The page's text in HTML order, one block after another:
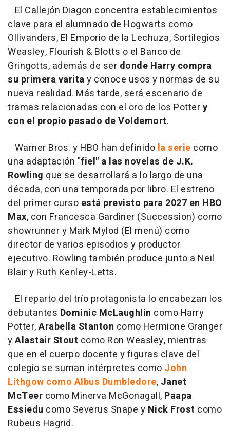
El Callejón Diagon concentra establecimientos
clave para el alumnado de Hogwarts como
Ollivanders, El Emporio de la Lechuza, Sortilegios
Weasley, Flourish & Blotts o el Banco de
Gringotts, además de ser donde Harry compra
su primera varitay conoce usos y normas de su
nueva realidad. Más tarde, será escenario de
tramas relacionadas con el oro de los Pottery
con el propio pasado de Voldemort.
Warner Bros. y HBO han definido la serie como
una adaptación "fiel" a las novelas de J.K.
Rowling que se desarrollará a lo largo de una
década, con una temporada por libro. El estreno
del primer curso está previsto para 2027 en HBO
Max, con Francesca Gardiner (Succession) como
showrunner y Mark Mylod (El menú) como
director de varios episodios y productor
ejecutivo. Rowling también produce junto a Neil
Blair y Ruth Kenley-Letts.
El reparto del trío protagonista lo encabezan los
debutantes Dominic McLaughlin como Harry
Potter,Arabella Stanton como Hermione Granger
yAlastair Stout como Ron Weasley, mientras
que en el cuerpo docente y figuras clave del
colegio se suman intérpretes como John
Lithgow como Albus Dumbledore, Janet
McTeer como Minerva McGonagall, Paapa
Essiedu como Severus Snape y Nick Frost como
Rubeus Hagrid.